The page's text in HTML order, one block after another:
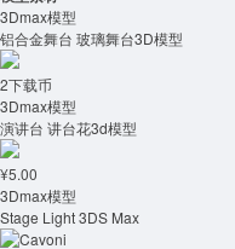
3Dmax模型
铝合金舞台 玻璃舞台3D模型
2下载币
3Dmax模型
演讲台 讲台花3d模型
¥5.00
3Dmax模型
Stage Light 3DS Max